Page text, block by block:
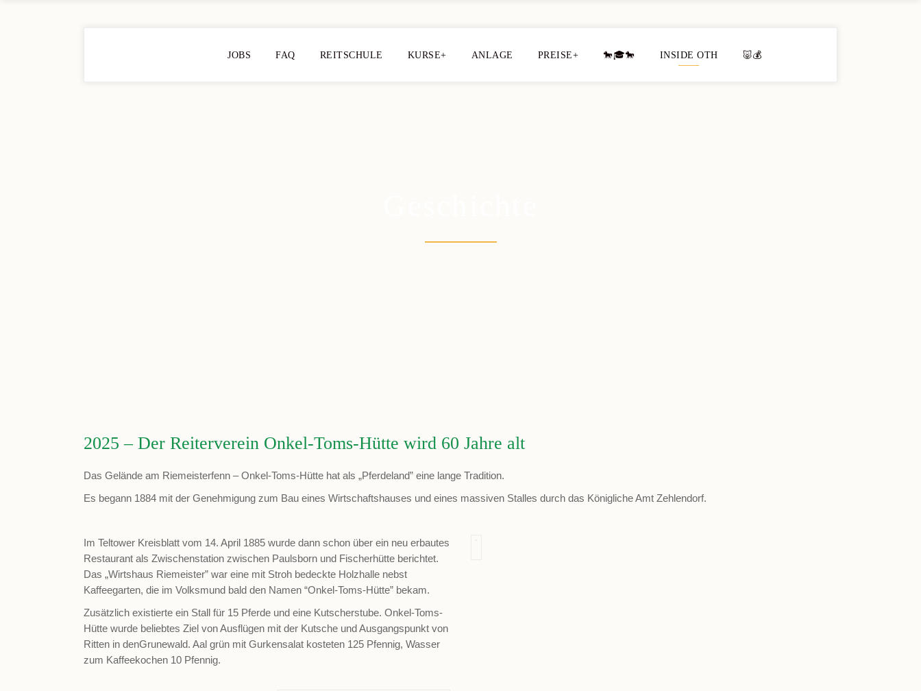
JOBS FAQ REITSCHULE KURSE+ ANLAGE PREISE+ 🐎🎓🐎 INSIDE OTH 🐷💰
2025 – Der Reiterverein Onkel-Toms-Hütte wird 60 Jahre alt
Das Gelände am Riemeisterfenn – Onkel-Toms-Hütte hat als „Pferdeland” eine lange Tradition.
Es begann 1884 mit der Genehmigung zum Bau eines Wirtschaftshauses und eines massiven Stalles durch das Königliche Amt Zehlendorf.
Im Teltower Kreisblatt vom 14. April 1885 wurde dann schon über ein neu erbautes
Restaurant als Zwischenstation zwischen Paulsborn und Fischerhütte berichtet.
Das „Wirtshaus Riemeister” war eine mit Stroh bedeckte Holzhalle nebst
Kaffeegarten, die im Volksmund bald den Namen “Onkel-Toms-Hütte” bekam.
Zusätzlich existierte ein Stall für 15 Pferde und eine Kutscherstube. Onkel-Toms-
Hütte wurde beliebtes Ziel von Ausflügen mit der Kutsche und Ausgangspunkt von
Ritten in denGrunewald. Aal grün mit Gurkensalat kosteten 125 Pfennig, Wasser
zum Kaffeekochen 10 Pfennig.